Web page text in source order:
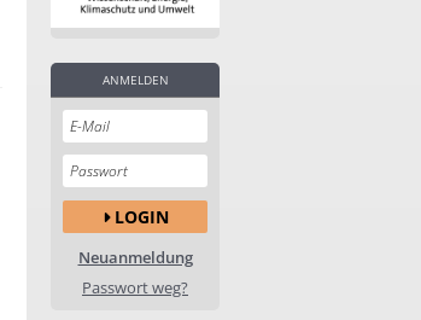
ANMELDEN
LOGIN
Neuanmeldung
Passwort weg?